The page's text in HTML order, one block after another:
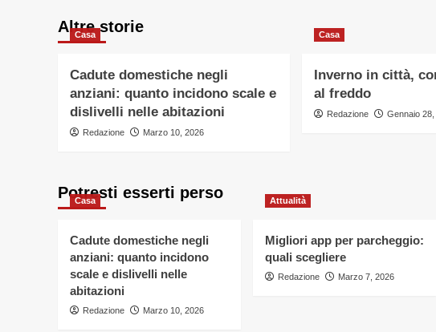
Altre storie
Casa
Cadute domestiche negli
anziani: quanto incidono scale e
dislivelli nelle abitazioni
Redazione Marzo 10, 2026
Casa
Inverno in città,
al freddo
Redazione Gennaio 28,
Potresti esserti perso
Casa
Cadute domestiche negli
anziani: quanto incidono
scale e dislivelli nelle
abitazioni
Redazione Marzo 10, 2026
Attualità
Migliori app per parcheggio:
quali scegliere
Redazione Marzo 7, 2026